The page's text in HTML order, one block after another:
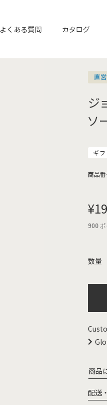
よくある質問 カタログ
直
ジ
ソ
ギ
商品
¥
900
商品
配送